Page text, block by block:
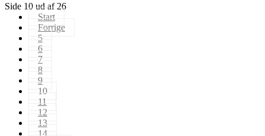
Side 10 ud af 26
Start
Forrige
5
6
7
8
9
10
11
12
13
14